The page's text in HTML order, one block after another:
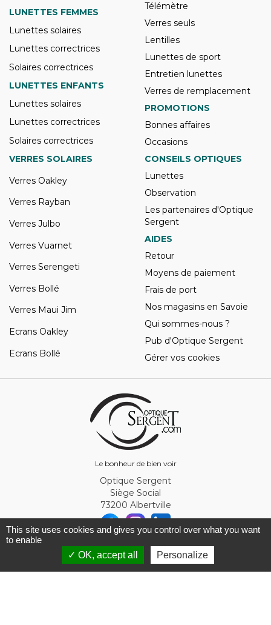
Le bonheur de bien voir
LUNETTES FEMMES
Lunettes solaires
Lunettes correctrices
Solaires correctrices
LUNETTES ENFANTS
Lunettes solaires
Lunettes correctrices
Solaires correctrices
Télémètre
Verres seuls
Lentilles
Lunettes de sport
Entretien lunettes
Verres de remplacement
PROMOTIONS
Bonnes affaires
Occasions
VERRES SOLAIRES
Verres Oakley
Verres Rayban
Verres Julbo
Verres Vuarnet
Verres Serengeti
Verres Bollé
Verres Maui Jim
Ecrans Oakley
Ecrans Bollé
CONSEILS OPTIQUES
Lunettes
Observation
Les partenaires d'Optique
Sergent
AIDES
Retour
Moyens de paiement
Frais de port
Nos magasins en Savoie
Qui sommes-nous ?
Pub d'Optique Sergent
Gérer vos cookies
Optique Sergent
Siège Social
73200 Albertville
© Optique Sergent 2026 - SIRET 32993919300010
This site uses cookies and gives you control over what you want
to enable
✓ OK, accept all
Personalize